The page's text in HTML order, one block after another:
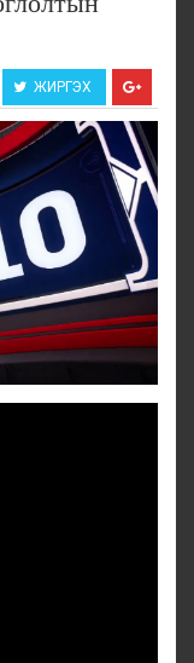
ЖИРГЭХ